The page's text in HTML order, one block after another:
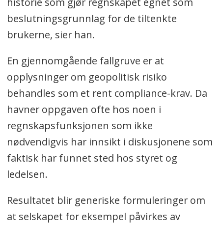
beslutningsgrunnlag for de tiltenkte
brukerne, sier han.
En gjennomgående fallgruve er at
opplysninger om geopolitisk risiko
behandles som et rent compliance-krav. Da
havner oppgaven ofte hos noen i
regnskapsfunksjonen som ikke
nødvendigvis har innsikt i diskusjonene som
faktisk har funnet sted hos styret og
ledelsen.
Resultatet blir generiske formuleringer om
at selskapet for eksempel påvirkes av